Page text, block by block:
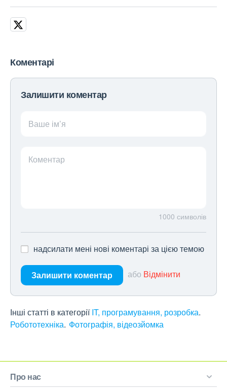
Коментарі
Залишити коментар
Ваше ім’я
Коментар
1000 символів
надсилати мені нові коментарі за цією темою
Залишити коментар або Відмінити
Інші статті в категорії IT, програмування, розробка
Робототехніка Фотографія, відеозйомка
Про нас